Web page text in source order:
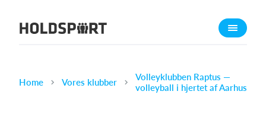
Om Holdsport
Karriere
Home Vores klubber
Volleyklubben Raptus —
volleyball i hjertet af Aarhus